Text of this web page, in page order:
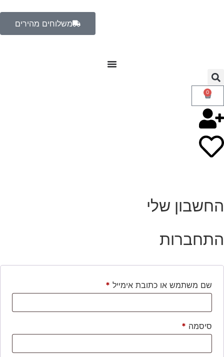
משלוחים מהירים
0
החשבון שלי
התחברות
שם משתמש או כתובת אימייל *
סיסמה *